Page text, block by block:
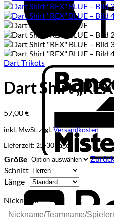
Dart Trikots
Dart Shirt
57,00€
inkl. MwSt.zzgl.Versandkosten
Lieferzeit: 25-30 Tage
Größe
Schnitt
Länge
Nickname